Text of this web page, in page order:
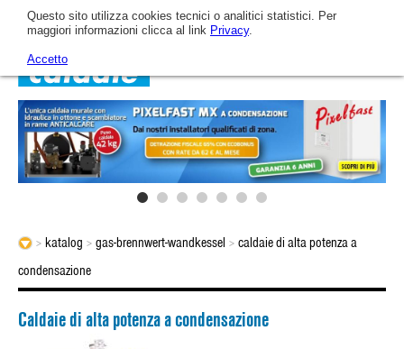
Home
ARCA heute
Das Unternehmnen
Die technologische Entwicklung von AR.CA.
Katalog
Gas-Brennwert-Wandkessel
Gas-Brennwert-Wandkessel
Videos
News & Veranstaltungen
> katalog > gas-brennwert-wandkessel > caldaie di alta potenza a
condensazione
Caldaie di alta potenza a condensazione
Questo sito utilizza cookies tecnici o analitici statistici. Per
maggiori informazioni clicca al link Privacy.
Accetto